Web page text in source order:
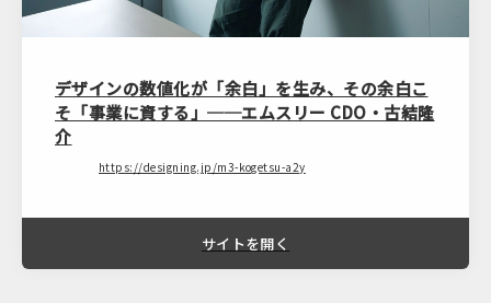
デザインの数値化が「余白」を生み、その余白こ
そ「事業に資する」──エムスリー CDO・古結隆
介
https://designing.jp/m3-kogetsu-a2y
サイトを開く